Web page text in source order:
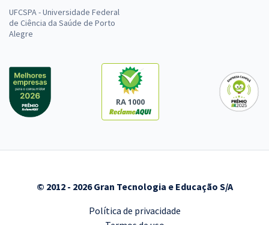
UFCSPA - Universidade Federal
de Ciência da Saúde de Porto
Alegre
RA 1000
© 2012 - 2026 Gran Tecnologia e Educação S/A
Política de privacidade